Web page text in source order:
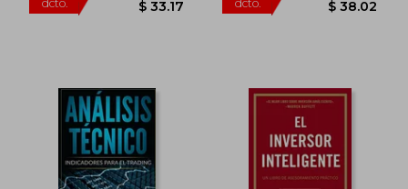
45%
dcto.